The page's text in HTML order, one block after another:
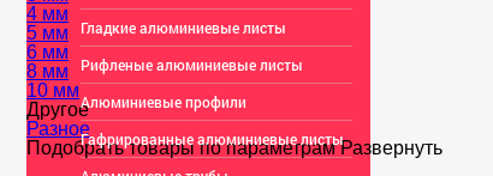
Гладкие алюминиевые листы
Рифленые алюминиевые листы
Алюминиевые профили
Гафрированные алюминиевые листы
4 мм
5 мм
6 мм
8 мм
10 мм
Другое
Разное
Подобрать товары по параметрам Развернуть